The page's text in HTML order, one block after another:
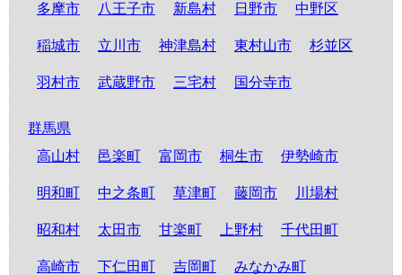
多摩市 八王子市 新島村 日野市 中野区
稲城市 立川市 神津島村 東村山市 杉並区
羽村市 武蔵野市 三宅村 国分寺市
群馬県
高山村
邑楽町 富岡市 桐生市 伊勢崎市
明和町 中之条町 草津町 藤岡市 川場村
昭和村 太田市 甘楽町 上野村 千代田町
高崎市 下仁田町 吉岡町 みなかみ町